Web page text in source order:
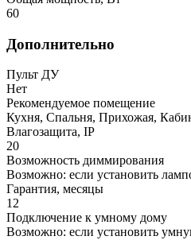
60
Дополнительно
Пульт ДУ
Нет
Рекомендуемое помещение
Кухня, Спальня, Прихожая,
Влагозащита, IP
20
Возможность диммирования
Возможно: если установить
Гарантия, месяцы
12
Подключение к умному дому
Возможно: если установить